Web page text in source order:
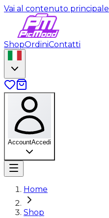
Vai al contenuto principale
ShopOrdiniContatti
AccountAccedi
Home
Shop